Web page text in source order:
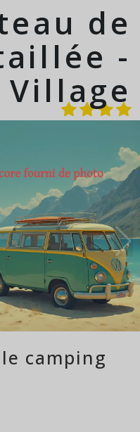
de
-
Village
camping